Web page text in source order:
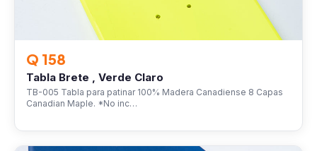
Q 158
Tabla Brete , Verde Claro
TB-005 Tabla para patinar 100% Madera Canadiense 8 Capas
Canadian Maple. *No inc…